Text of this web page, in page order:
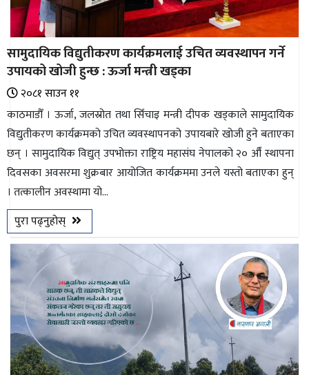
सामुदायिक विद्युतीकरण कार्यक्रमलाई उचित व्यवस्थापन गर्ने
उपायको खोजी हुन्छ : ऊर्जा मन्त्री खड्का
२०८१ साउन ११
काठमाडौँ । ऊर्जा, जलस्रोत तथा सिँचाइ मन्त्री दीपक खड्काले सामुदायिक
विद्युतीकरण कार्यक्रमको उचित व्यवस्थापनको उपायबारे खोजी हुने बताएका
छन् । सामुदायिक विद्युत् उपभोक्ता राष्ट्रिय महासंघ नेपालको २० औँ स्थापना
दिवसका अवसरमा शुक्रबार आयोजित कार्यक्रममा उनले यस्तो बताएका हुन्
। तत्कालीन अवस्थामा यो...
पुरा पढ्नुहोस्